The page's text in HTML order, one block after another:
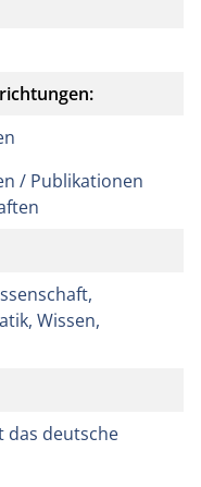
/ Publikationen
Wissen,
das deutsche